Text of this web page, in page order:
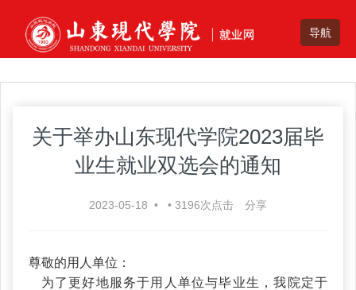
关于举办山东现代学院2023届毕
业生就业双选会的通知
2023-05-18 • • 3196次点击 分享
尊敬的用人单位：
为了更好地服务于用人单位与毕业生，我院定于